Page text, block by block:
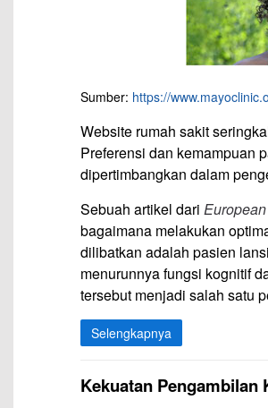
Sumber: https://
Website rumah sakit
Preferensi dan kemampuan
dipertimbangkan dalam
Sebuah artikel dari
bagaimana melakukan
dilibatkan adalah pasien
menurunnya fungsi kognitif
tersebut menjadi salah satu
Selengkapnya
Kekuatan Pengambilan